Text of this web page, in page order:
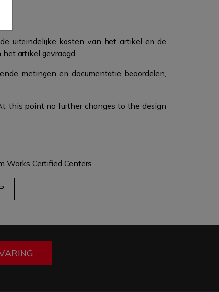
uiteindelijke kosten van het artikel en de
artikel gevraagd.​​
metingen en documentatie beoordelen,
this point no further changes to the design
Works Certified Centers.